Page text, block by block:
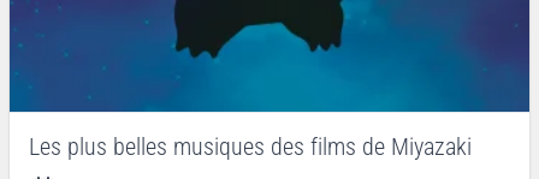
Les plus belles musiques des films de Miyazaki